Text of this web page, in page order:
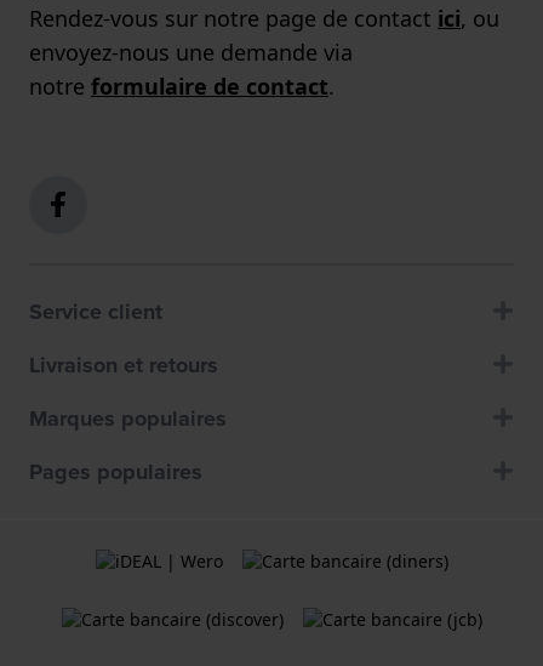
Rendez-vous sur notre page de contact ici, ou
envoyez-nous une demande via
notre formulaire de contact.
Service client
Livraison et retours
Marques populaires
Pages populaires